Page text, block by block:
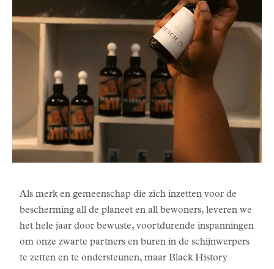
Als merk en gemeenschap die zich inzetten voor de
bescherming all de planeet en all bewoners, leveren we
het hele jaar door bewuste, voortdurende inspanningen
om onze zwarte partners en buren in de schijnwerpers
te zetten en te ondersteunen, maar Black History